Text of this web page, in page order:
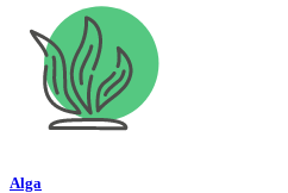
Alga